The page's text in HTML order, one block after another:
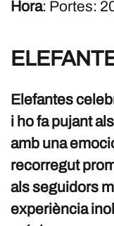
Hora: Portes:
Elefantes
i ho fa pujant
amb una
recorregut
als seguidors
experiència